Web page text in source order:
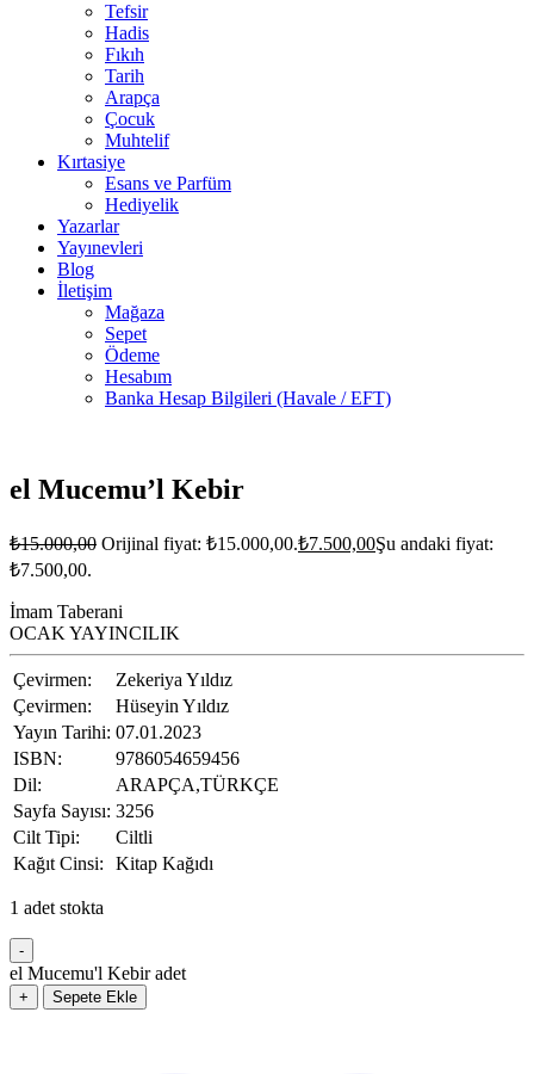
Tefsir
Hadis
Fıkıh
Tarih
Arapça
Çocuk
Muhtelif
Kırtasiye
Esans ve Parfüm
Hediyelik
Yazarlar
Yayınevleri
Blog
İletişim
Mağaza
Sepet
Ödeme
Hesabım
Banka Hesap Bilgileri (Havale / EFT)
el Mucemu’l Kebir
₺15.000,00 Orijinal fiyat: ₺15.000,00.₺7.500,00Şu andaki fiyat:
₺7.500,00.
İmam Taberani
OCAK YAYINCILIK
Çevirmen:
Zekeriya Yıldız
Çevirmen:
Hüseyin Yıldız
Yayın Tarihi: 07.01.2023
ISBN:
9786054659456
Dil:
ARAPÇA,TÜRKÇE
Sayfa Sayısı: 3256
Cilt Tipi:
Ciltli
Kağıt Cinsi:
Kitap Kağıdı
1 adet stokta
-
el Mucemu'l Kebir adet
+ Sepete Ekle